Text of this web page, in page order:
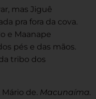
mas Jiguê
pra fora da cova.
e Maanape
pés e das mãos.
tribo dos
Mário de. Macunaíma.